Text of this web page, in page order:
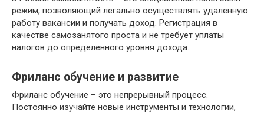
режим, позволяющий легально осуществлять удаленную
работу вакансии и получать доход. Регистрация в
качестве самозанятого проста и не требует уплаты
налогов до определенного уровня дохода.
Фриланс обучение и развитие
Фриланс обучение – это непрерывный процесс.
Постоянно изучайте новые инструменты и технологии,